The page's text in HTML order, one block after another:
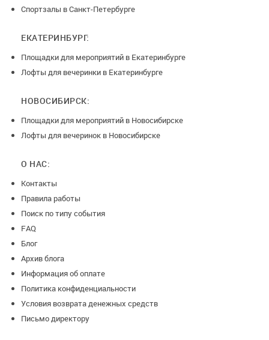
Спортзалы в Санкт-Петербурге
ЕКАТЕРИНБУРГ:
Площадки для мероприятий в Екатеринбурге
Лофты для вечеринки в Екатеринбурге
НОВОСИБИРСК:
Площадки для мероприятий в Новосибирске
Лофты для вечеринок в Новосибирске
О НАС:
Контакты
Правила работы
Поиск по типу события
FAQ
Блог
Архив блога
Информация об оплате
Политика конфиденциальности
Условия возврата денежных средств
Письмо директору